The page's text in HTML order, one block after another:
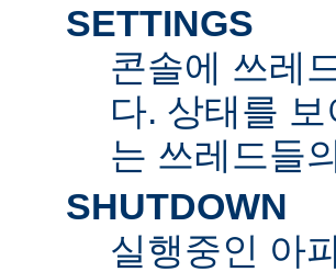
SETTINGS
콘솔에 쓰레
다. 상태를
는 쓰레드들
SHUTDOWN
실행중인 아